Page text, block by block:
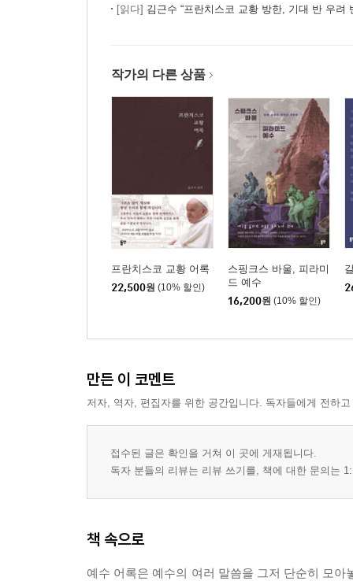
6장╻예수 재림을 기다리는 제자들 (Q 14,26-17,21)
2. 하느님의 용서와 인간의 용서 (Q 15,4-10; 17,4)
3. 믿음의 힘 (Q 17,6b)
7장╻다가올 마지막 시대 (Q 17,23-22,30)
1. 사람의 아들이 오는 날 (Q 17,23-37; 19,12-26)
2. 심판받을 이스라엘 12부족 (Q 22,28b.30)
1장╻예수 어록 공동체와 저자
2. 예수 어록 저자
2장╻예수 어록 문학 양식과 본문
[읽다] 김근수 “프란치스코 교황 방한, 기대 반 우려
작가의 다른 상품
프란치스코 교황 어록
22,500원 (10% 할인)
스핑크스 바울, 피라미
드 예수
16,200원 (10% 할인)
만든 이 코멘트
저자, 역자, 편집자를 위한 공간입니다. 독자들에게 전하
접수된 글은 확인을 거쳐 이 곳에 게재됩니다.
독자 분들의 리뷰는 리뷰 쓰기를, 책에 대한 문의는
책 속으로
예수 어록은 예수의 여러 말씀을 그저 단순히 모